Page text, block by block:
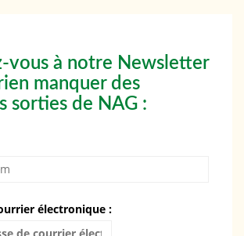
vous à notre Newsletter
manquer des
sorties de NAG :
électronique :